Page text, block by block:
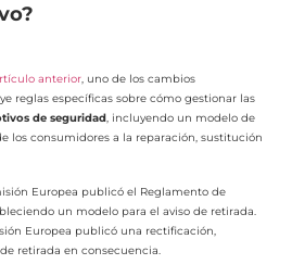
anterior, uno de los cambios
reglas específicas sobre cómo gestionar las
de seguridad, incluyendo un modelo de
los consumidores a la reparación, sustitución
Europea publicó el Reglamento de
un modelo para el aviso de retirada.
Europea publicó una rectificación,
retirada en consecuencia.